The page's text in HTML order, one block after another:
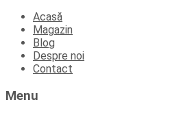
Skip
content
Acasă
Magazin
Blog
Despre noi
Contact
Menu